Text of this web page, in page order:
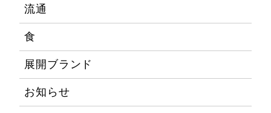
流通
食
展開ブランド
お知らせ